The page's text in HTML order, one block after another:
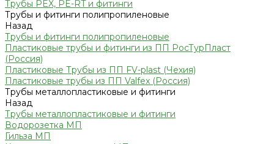
Трубы PEX, PE-RT и фитинги
Трубы и фитинги полипропиленовые
Назад
Трубы и фитинги полипропиленовые
Пластиковые трубы и фитинги из ПП РосТурПласт
(Россия)
Пластиковые Трубы из ПП FV-plast (Чехия)
Пластиковые трубы из ПП Valfex (Россия)
Трубы металлопластиковые и фитинги
Назад
Трубы металлопластиковые и фитинги
Водорозетка МП
Гильза МП